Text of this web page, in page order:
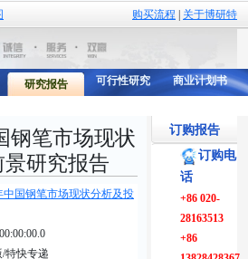
关于博研特
购买流程
研究报告 可行性研究
商业计划书
钢笔市场现状
研究报告
中国钢笔市场现状分析及投
/特快专递
订购报告
订购电
话
+86 020-
28163513
+86